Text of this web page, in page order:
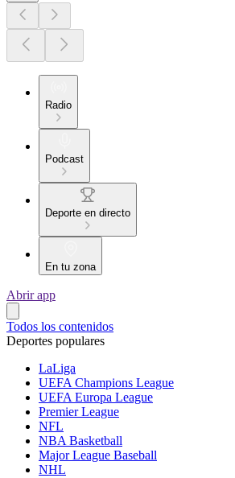
Radio
Podcast
Deporte en directo
En tu zona
Abrir app
Todos los contenidos
Deportes populares
LaLiga
UEFA Champions League
UEFA Europa League
Premier League
NFL
NBA Basketball
Major League Baseball
NHL